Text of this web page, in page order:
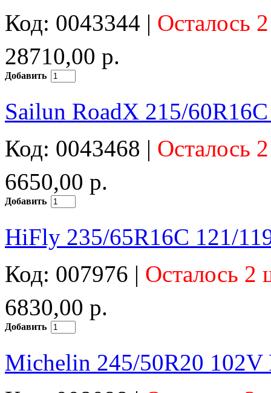
Код: 0043344 | Осталось
28710,00 р.
Добавить
Sailun RoadX 215/
Код: 0043468 | Осталось
6650,00 р.
Добавить
HiFly 235/65R16C 121/
Код: 007976 | Осталось 2
6830,00 р.
Добавить
Michelin 245/50R20